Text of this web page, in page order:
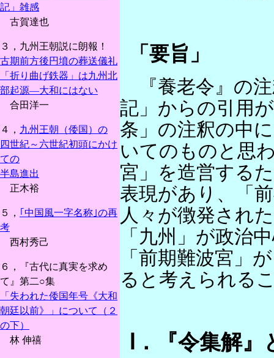
記」雑感
古賀達也
３，九州王朝説に朗報！
古期前方後円墳の葬送儀礼
「折り曲げ鉄器」は九州北
部起源―大和にはない
合田洋一
４， 九州王朝（倭国）の
四世紀～六世紀初頭にかけ
ての
半島進出
正木裕
５， ｢中国風一字名称｣の再
考
西村秀己
６，『古代に真実を求め
て』第二○集
「失われた倭国年号《大和
朝廷以前》」について（２
の下）
林 伸禧
「要旨」
『養老令』の
記」からの引用
条」の注釈の中
いてのものと思
宮」を造営する
表現があり、「
人々が徴発され
「九州」が政治
「前期難波宮」
ると考えられる
Ⅰ．『令集解